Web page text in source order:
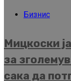
Бизнис
Мицкоски
за
сака да